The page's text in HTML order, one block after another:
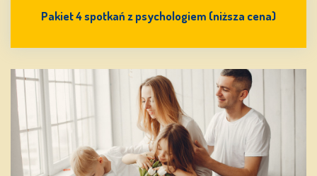
Pakiet 4 spotkań z psychologiem (niższa cena)